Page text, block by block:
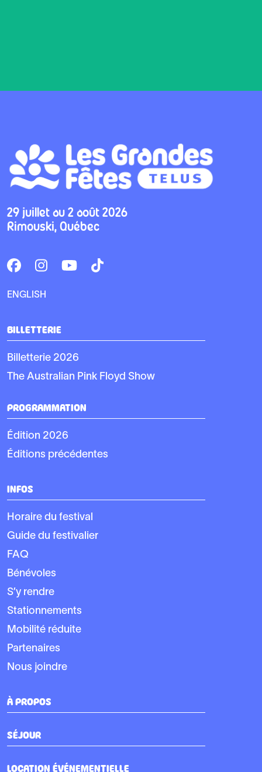
29 juillet au 2 août 2026
Rimouski, Québec
ENGLISH
BILLETTERIE
Billetterie 2026
The Australian Pink Floyd Show
PROGRAMMATION
Édition 2026
Éditions précédentes
INFOS
Horaire du festival
Guide du festivalier
FAQ
Bénévoles
S’y rendre
Stationnements
Mobilité réduite
Partenaires
Nous joindre
À PROPOS
SÉJOUR
LOCATION ÉVÉNEMENTIELLE